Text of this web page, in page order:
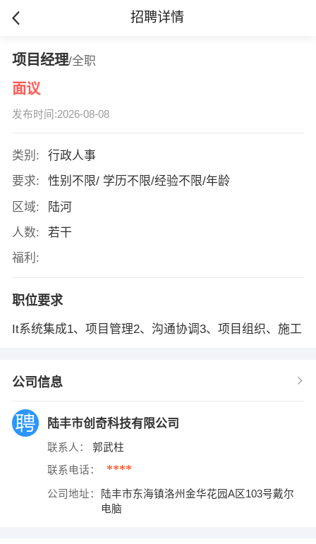
招聘详情
项目经理/全职
面议
发布时间:2026-08-08
类别:
行政人事
要求:
性别不限/ 学历不限/经验不限/年龄
区域:
陆河
人数:
若干
福利:
职位要求
It系统集成1、项目管理2、沟通协调3、项目组织、施工
公司信息
陆丰市创奇科技有限公司
联系人： 郭武柱
联系电话： ****
公司地址：
陆丰市东海镇洛州金华花园A区103号戴尔
电脑